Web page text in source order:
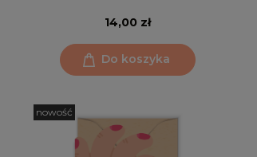
14,00 zł
Do koszyka
nowość